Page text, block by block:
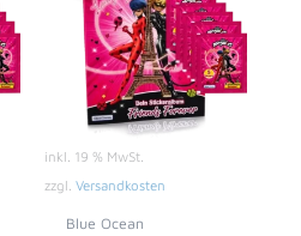
€.
inkl. 19 % MwSt.
zzgl. Versandkosten
Blue Ocean
8,90 €8,49 €.